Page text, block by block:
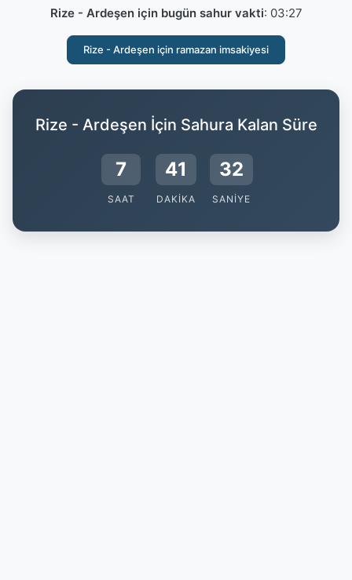
Rize - Ardeşen için bugün sahur vakti: 03:27
Rize - Ardeşen için ramazan imsakiyesi
Rize - Ardeşen İçin Sahura Kalan Süre
7
SAAT
41
DAKIKA
31
SANIYE